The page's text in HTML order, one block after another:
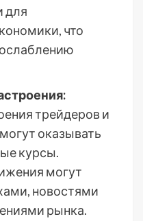
для
что
трейдеров и
оказывать
курсы.
могут
новостями
рынка.